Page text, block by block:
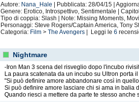
Autore: Nana_Hale
| Pubblicata: 28/04/15 |
Genere: Erotico, Introspettivo, Sentimentale |
Tipo di coppia: Slash | Note: Missing Moments,
Personaggi: Steve Rogers/Captain America, Tony
Categoria: Film >The Avengers | Leggi le6
Nightmare
-Iron Man 3 scena del risveglio dopo l'incubo
La paura scatenata da un incubo su Ultron porta
"Si può definire amore abbandonare così in
Si può definire amore lasciare chi si ama in balia
Quando riesci a mettere da parte te stesso